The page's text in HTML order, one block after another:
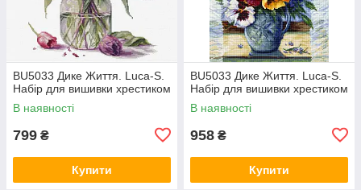
BU5033 Дике Життя. Luca-S.
Набір для вишивки хрестиком
В наявності
799 ₴
Купити
BU5033 Дике Життя. Luca-S.
Набір для вишивки хрестиком
В наявності
958 ₴
Купити